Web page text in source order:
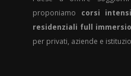
proponiamo corsi
residenziali full
per privati, aziende e